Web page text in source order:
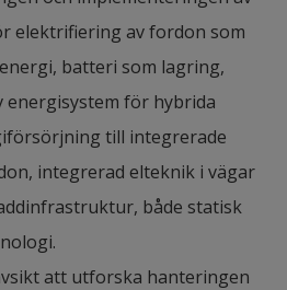
for the performance
demonstrate the dynamics
LFP (lithium iron
battery cell) battery and NMC
cobalt oxide battery cell)
of installed volumes
in the Chinese market.
such as the Li-S
elektrifiering av fordon som
batteri som lagring,
energisystem för hybrida
till integrerade
integrerad elteknik i vägar
både statisk
att utforska hanteringen